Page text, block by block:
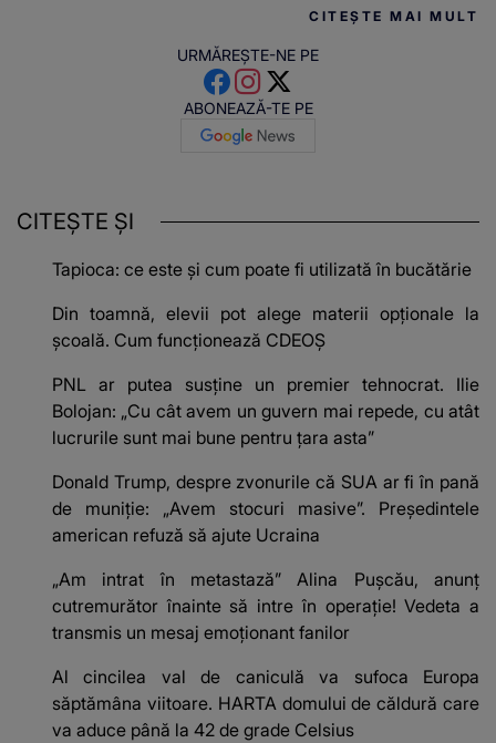
CITEȘTE MAI MULT
URMĂREȘTE-NE PE
ABONEAZĂ-TE PE
CITEȘTE ȘI
Tapioca: ce este și cum poate fi utilizată în bucătărie
Din toamnă, elevii pot alege materii opționale la
școală. Cum funcționează CDEOȘ
PNL ar putea susține un premier tehnocrat. Ilie
Bolojan: „Cu cât avem un guvern mai repede, cu atât
lucrurile sunt mai bune pentru țara asta”
Donald Trump, despre zvonurile că SUA ar fi în pană
de muniție: „Avem stocuri masive”. Președintele
american refuză să ajute Ucraina
„Am intrat în metastază” Alina Pușcău, anunț
cutremurător înainte să intre în operație! Vedeta a
transmis un mesaj emoționant fanilor
Al cincilea val de caniculă va sufoca Europa
săptămâna viitoare. HARTA domului de căldură care
va aduce până la 42 de grade Celsius